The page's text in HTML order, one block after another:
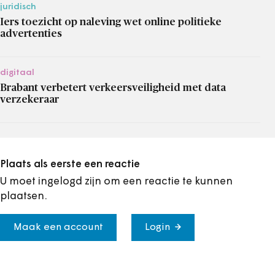
juridisch
Iers toezicht op naleving wet online politieke
advertenties
digitaal
Brabant verbetert verkeersveiligheid met data
verzekeraar
Plaats als eerste een reactie
U moet ingelogd zijn om een reactie te kunnen
plaatsen.
Maak een account Login